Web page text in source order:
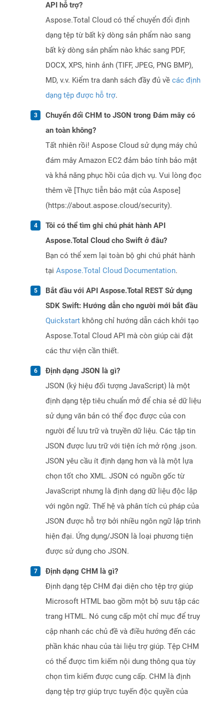
API hỗ trợ?
Aspose.Total Cloud có thể chuyển đổi định
dạng tệp từ bất kỳ dòng sản phẩm nào sang
bất kỳ dòng sản phẩm nào khác sang PDF,
DOCX, XPS, hình ảnh (TIFF, JPEG, PNG BMP),
MD, v.v. Kiểm tra danh sách đầy đủ về các định
dạng tệp được hỗ trợ.
Chuyển đổi CHM to JSON trong Đám mây có
an toàn không?
Tất nhiên rồi! Aspose Cloud sử dụng máy chủ
đám mây Amazon EC2 đảm bảo tính bảo mật
và khả năng phục hồi của dịch vụ. Vui lòng đọc
thêm về [Thực tiễn bảo mật của Aspose]
(https://about.aspose.cloud/security).
Tôi có thể tìm ghi chú phát hành API
Aspose.Total Cloud cho Swift ở đâu?
Bạn có thể xem lại toàn bộ ghi chú phát hành
tại Aspose.Total Cloud Documentation.
Bắt đầu với API Aspose.Total REST Sử dụng
SDK Swift: Hướng dẫn cho người mới bắt đầu
Quickstart không chỉ hướng dẫn cách khởi tạo
Aspose.Total Cloud API mà còn giúp cài đặt
các thư viện cần thiết.
Định dạng JSON là gì?
JSON (ký hiệu đối tượng JavaScript) là một
định dạng tệp tiêu chuẩn mở để chia sẻ dữ liệu
sử dụng văn bản có thể đọc được của con
người để lưu trữ và truyền dữ liệu. Các tập tin
JSON được lưu trữ với tiện ích mở rộng .json.
JSON yêu cầu ít định dạng hơn và là một lựa
chọn tốt cho XML. JSON có nguồn gốc từ
JavaScript nhưng là định dạng dữ liệu độc lập
với ngôn ngữ. Thế hệ và phân tích cú pháp của
JSON được hỗ trợ bởi nhiều ngôn ngữ lập trình
hiện đại. Ứng dụng/JSON là loại phương tiện
được sử dụng cho JSON.
Định dạng CHM là gì?
Định dạng tệp CHM đại diện cho tệp trợ giúp
Microsoft HTML bao gồm một bộ sưu tập các
trang HTML. Nó cung cấp một chỉ mục để truy
cập nhanh các chủ đề và điều hướng đến các
phần khác nhau của tài liệu trợ giúp. Tệp CHM
có thể được tìm kiếm nội dung thông qua tùy
chọn tìm kiếm được cung cấp. CHM là định
dạng tệp trợ giúp trực tuyến độc quyền của